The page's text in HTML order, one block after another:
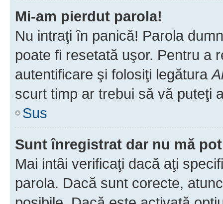
Mi-am pierdut parola!
Nu intraţi în panică! Parola
poate fi resetată uşor. Pentru a
autentificare şi folosiţi legătura
scurt timp ar trebui să vă puteţi
Sus
Sunt înregistrat dar nu mă
Mai intâi verificaţi dacă aţi
parola. Dacă sunt corecte,